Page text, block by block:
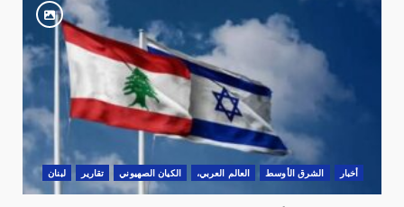
أخبار الشرق الأوسط العالم العربي، الكيان الصهيوني تقارير لبنان